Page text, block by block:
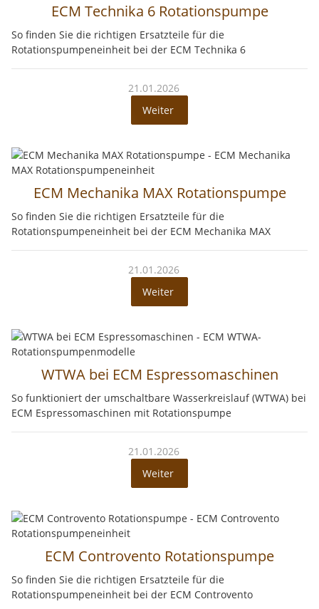
ECM Technika 6 Rotationspumpe
So finden Sie die richtigen Ersatzteile für die
Rotationspumpeneinheit bei der ECM Technika 6
21.01.2026
Weiter
ECM Mechanika MAX Rotationspumpe
So finden Sie die richtigen Ersatzteile für die
Rotationspumpeneinheit bei der ECM Mechanika MAX
21.01.2026
Weiter
WTWA bei ECM Espressomaschinen
So funktioniert der umschaltbare Wasserkreislauf (WTWA) bei
ECM Espressomaschinen mit Rotationspumpe
21.01.2026
Weiter
ECM Controvento Rotationspumpe
So finden Sie die richtigen Ersatzteile für die
Rotationspumpeneinheit bei der ECM Controvento